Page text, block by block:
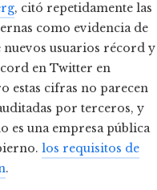
, citó repetidamente las
como evidencia de
nuevos usuarios récord y
en Twitter en
estas cifras no parecen
por terceros, y
es una empresa pública
los requisitos de
.